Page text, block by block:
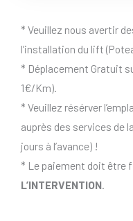
* Veuillez nous avertir
l’installation du lift
* Déplacement Gratuit
1€/Km).
* Veuillez résérver
auprès des services de
jours à l’avance) !
* Le paiement doit être
L’INTERVENTION